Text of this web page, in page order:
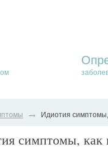
→ Идиотия
симптомы, как